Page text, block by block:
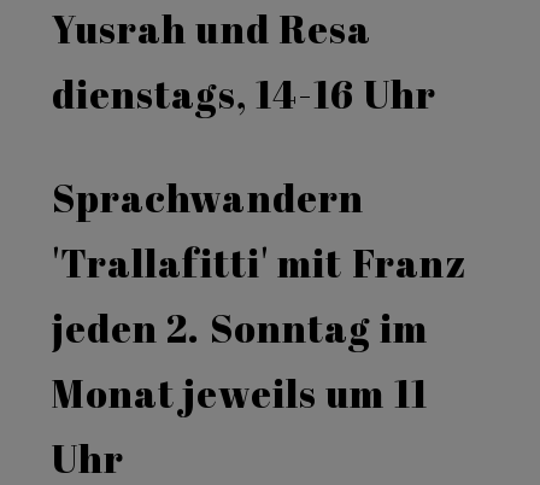
Yusrah und Resa
dienstags, 14-16 Uhr
Sprachwandern
'Trallafitti' mit Franz
jeden 2. Sonntag im
Monat jeweils um 11
Uhr